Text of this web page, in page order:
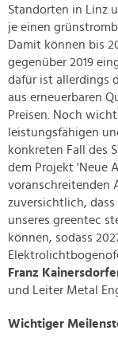
Standorten in Linz
je einen
Damit können bis
gegenüber 2019
dafür ist allerdings
aus erneuerbaren
Preisen. Noch
leistungsfähigen
konkreten Fall des
dem Projekt 'Neue
voranschreitenden
zuversichtlich,
unseres greentec
können, sodass
Franz
und Leiter Metal
Wichtiger